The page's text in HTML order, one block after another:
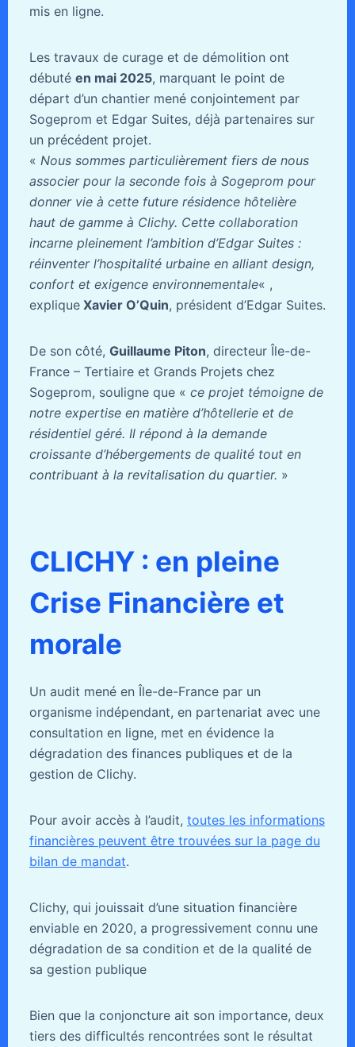
mis en ligne.
Les travaux de curage et de démolition ont
débuté en mai 2025, marquant le point de
départ d’un chantier mené conjointement par
Sogeprom et Edgar Suites, déjà partenaires sur
un précédent projet.
« Nous sommes particulièrement fiers de nous
associer pour la seconde fois à Sogeprom pour
donner vie à cette future résidence hôtelière
haut de gamme à Clichy. Cette collaboration
incarne pleinement l’ambition d’Edgar Suites :
réinventer l’hospitalité urbaine en alliant design,
confort et exigence environnementale« ,
expliqueXavier O’Quin, président d’Edgar Suites.
De son côté, Guillaume Piton, directeur Île-de-
France – Tertiaire et Grands Projets chez
Sogeprom, souligne que « ce projet témoigne de
notre expertise en matière d’hôtellerie et de
résidentiel géré. Il répond à la demande
croissante d’hébergements de qualité tout en
contribuant à la revitalisation du quartier. »
CLICHY : en pleine
Crise Financière et
morale
Un audit mené en Île-de-France par un
organisme indépendant, en partenariat avec une
consultation en ligne, met en évidence la
dégradation des finances publiques et de la
gestion de Clichy.
Pour avoir accès à l’audit, toutes les informations
financières peuvent être trouvées sur la page du
bilan de mandat.
Clichy, qui jouissait d’une situation financière
enviable en 2020, a progressivement connu une
dégradation de sa condition et de la qualité de
sa gestion publique
Bien que la conjoncture ait son importance, deux
tiers des difficultés rencontrées sont le résultat